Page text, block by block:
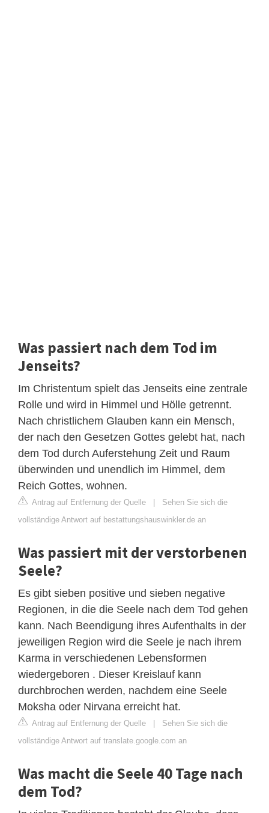
Was passiert nach dem Tod im
Jenseits?
Im Christentum spielt das Jenseits eine zentrale
Rolle und wird in Himmel und Hölle getrennt.
Nach christlichem Glauben kann ein Mensch,
der nach den Gesetzen Gottes gelebt hat, nach
dem Tod durch Auferstehung Zeit und Raum
überwinden und unendlich im Himmel, dem
Reich Gottes, wohnen.
Antrag auf Entfernung der Quelle | Sehen Sie sich die
vollständige Antwort auf bestattungshauswinkler.de an
Was passiert mit der verstorbenen
Seele?
Es gibt sieben positive und sieben negative
Regionen, in die die Seele nach dem Tod gehen
kann. Nach Beendigung ihres Aufenthalts in der
jeweiligen Region wird die Seele je nach ihrem
Karma in verschiedenen Lebensformen
wiedergeboren . Dieser Kreislauf kann
durchbrochen werden, nachdem eine Seele
Moksha oder Nirvana erreicht hat.
Antrag auf Entfernung der Quelle | Sehen Sie sich die
vollständige Antwort auf translate.google.com an
Was macht die Seele 40 Tage nach
dem Tod?